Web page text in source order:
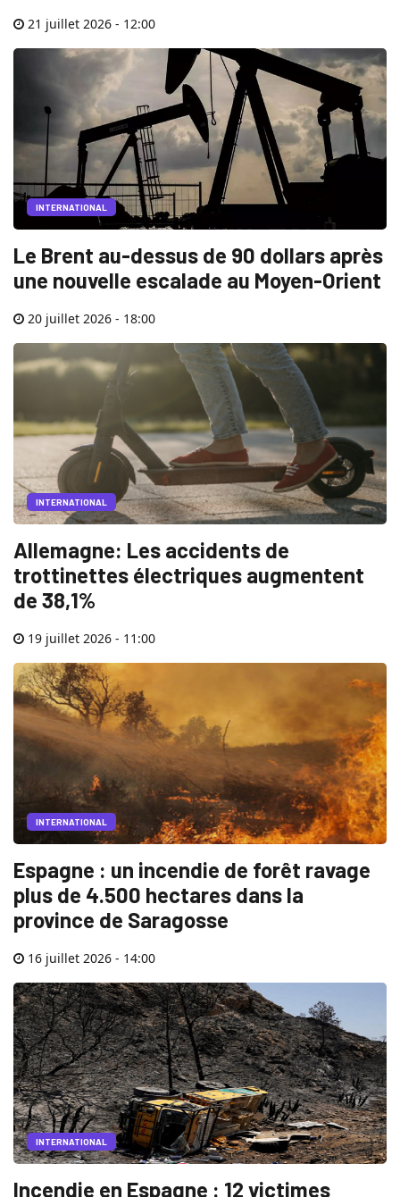
21 juillet 2026 - 12:00
INTERNATIONAL
Le Brent au-dessus de 90 dollars après
une nouvelle escalade au Moyen-Orient
20 juillet 2026 - 18:00
INTERNATIONAL
Allemagne: Les accidents de
trottinettes électriques augmentent
de 38,1%
19 juillet 2026 - 11:00
INTERNATIONAL
Espagne : un incendie de forêt ravage
plus de 4.500 hectares dans la
province de Saragosse
16 juillet 2026 - 14:00
INTERNATIONAL
Incendie en Espagne : 12 victimes